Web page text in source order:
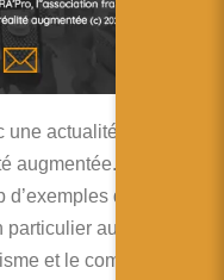
actualité assez
augmentée. Nous
d’usages
aux
et le commerce.